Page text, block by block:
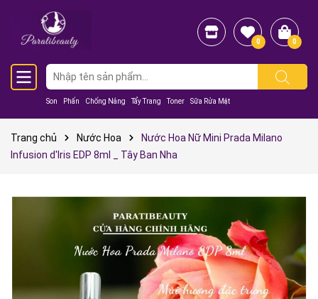
Son Phấn Chống Nắng Tẩy Trang Toner Sữa Rửa Mặt
0 0
Trang chủ Nước Hoa
Nước Hoa Nữ Mini Prada Milano
Infusion d'Iris EDP 8ml _ Tây Ban Nha